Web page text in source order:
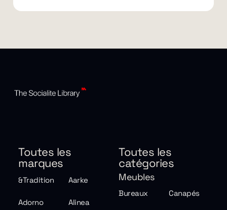
Toutes les
marques
&Tradition Aarke
Adorno Alinea
Toutes les
catégories
Meubles
Bureaux Canapés